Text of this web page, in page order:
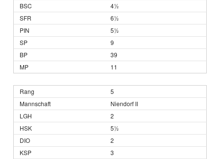
4½
6½
5½
9
39
11
5
Niendorf II
2
5½
2
3